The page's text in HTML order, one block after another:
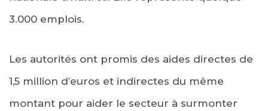
3.000 emplois.
Les autorités ont promis des aides directes de
1,5 million d’euros et indirectes du même
montant pour aider le secteur à surmonter